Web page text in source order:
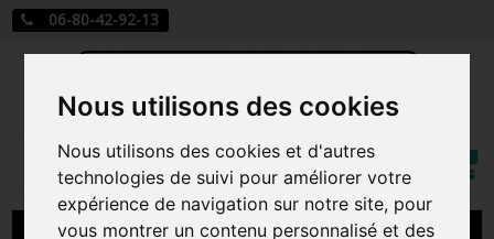
Nous utilisons des cookies
Nous utilisons des cookies et d'autres
technologies de suivi pour améliorer votre
expérience de navigation sur notre site, pour
vous montrer un contenu personnalisé et des
06-80-42-92-13
Rechercher
Mon